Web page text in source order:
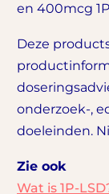
en 400mcg
Deze
onderzoek-,
doeleinden.
Zie ook
Wat is 1P-